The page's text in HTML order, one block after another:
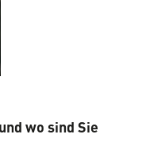
wo sind Sie